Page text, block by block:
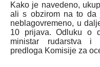
Kako je navedeno,
ali s obzirom na to da
neblagovremeno, u
10 prijava. Odluku o
ministar rudarstva i
predloga Komisije za